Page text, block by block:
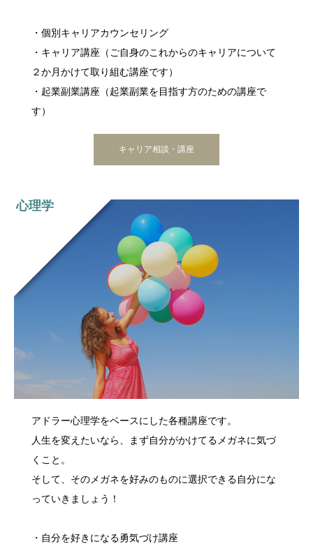
・個別キャリアカウンセリング
・キャリア講座（ご自身のこれからのキャリアについて
２か月かけて取り組む講座です）
・起業副業講座（起業副業を目指す方のための講座で
す）
キャリア相談・講座
心理学
アドラー心理学をベースにした各種講座です。
人生を変えたいなら、まず自分がかけてるメガネに気づ
くこと。
そして、そのメガネを好みのものに選択できる自分にな
っていきましょう！
・自分を好きになる勇気づけ講座